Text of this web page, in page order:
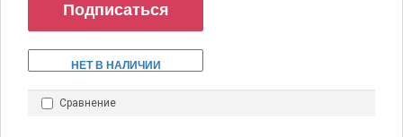
Подписаться
НЕТ В НАЛИЧИИ
Сравнение